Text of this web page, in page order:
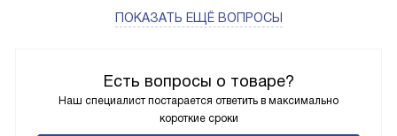
Есть вопросы о товаре?
Наш специалист постарается ответить в максимально
короткие сроки
ПОКАЗАТЬ ЕЩЁ ВОПРОСЫ